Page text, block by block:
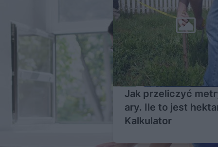
Jak przeliczyć
ary. Ile to jest
Kalkulator